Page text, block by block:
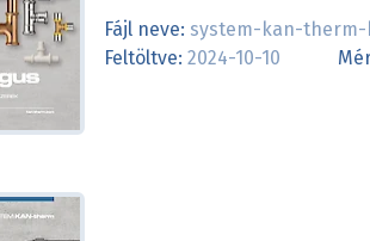
Fájl neve: system-kan-
Feltöltve: 2024-10-10